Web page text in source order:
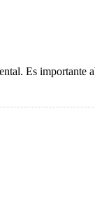
Es importante